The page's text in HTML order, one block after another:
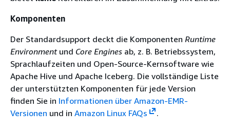
Komponenten
Der Standardsupport deckt die Komponenten Runtime
Environmentund Core Engines ab, z. B. Betriebssystem,
Sprachlaufzeiten und Open-Source-Kernsoftware wie
Apache Hive und Apache Iceberg. Die vollständige Liste
der unterstützten Komponenten für jede Version
finden Sie in Informationen über Amazon-EMR-
Versionen und in Amazon Linux FAQs
.